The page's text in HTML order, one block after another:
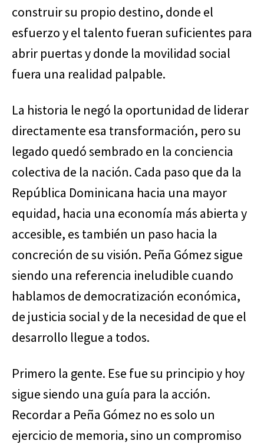
construir su propio destino, donde el
esfuerzo y el talento fueran suficientes para
abrir puertas y donde la movilidad social
fuera una realidad palpable.
La historia le negó la oportunidad de liderar
directamente esa transformación, pero su
legado quedó sembrado en la conciencia
colectiva de la nación. Cada paso que da la
República Dominicana hacia una mayor
equidad, hacia una economía más abierta y
accesible, es también un paso hacia la
concreción de su visión. Peña Gómez sigue
siendo una referencia ineludible cuando
hablamos de democratización económica,
de justicia social y de la necesidad de que el
desarrollo llegue a todos.
Primero la gente. Ese fue su principio y hoy
sigue siendo una guía para la acción.
Recordar a Peña Gómez no es solo un
ejercicio de memoria, sino un compromiso